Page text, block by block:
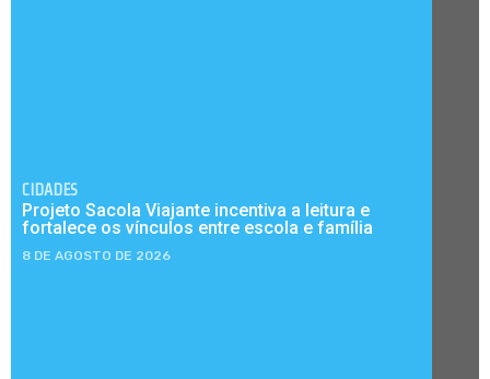
CIDADES
Projeto Sacola Viajante incentiva a leitura e
fortalece os vínculos entre escola e família
8 DE AGOSTO DE 2026